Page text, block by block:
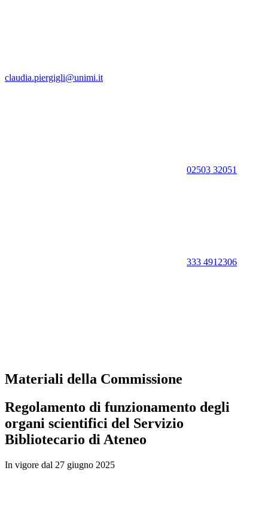
claudia.piergigli@unimi.it
02503 32051
333 4912306
Materiali della Commissione
Regolamento di funzionamento degli
organi scientifici del Servizio
Bibliotecario di Ateneo
In vigore dal 27 giugno 2025